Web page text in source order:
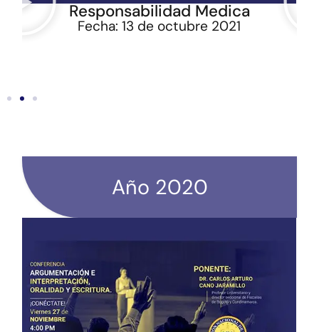
Responsabilidad Medica
Fecha: 13 de octubre 2021
Año 2020